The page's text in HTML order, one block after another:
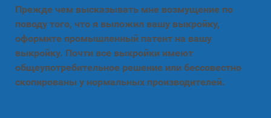
Прежде чем высказывать мне возмущение по
поводу того, что я выложил вашу выкройку,
оформите промышленный патент на вашу
выкройку. Почти все выкройки имеют
общеупотребительное решение или бессовестно
скопированы у нормальных производителей.